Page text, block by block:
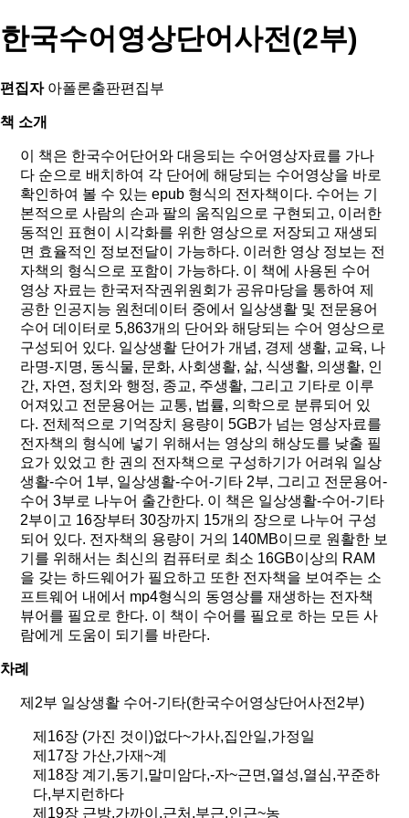
한국수어영상단어사전(2부)
편집자아폴론출판편집부
책 소개
이 책은 한국수어단어와 대응되는 수어영상자료를 가나
다 순으로 배치하여 각 단어에 해당되는 수어영상을 바로
확인하여 볼 수 있는 epub 형식의 전자책이다. 수어는 기
본적으로 사람의 손과 팔의 움직임으로 구현되고, 이러한
동적인 표현이 시각화를 위한 영상으로 저장되고 재생되
면 효율적인 정보전달이 가능하다. 이러한 영상 정보는 전
자책의 형식으로 포함이 가능하다. 이 책에 사용된 수어
영상 자료는 한국저작권위원회가 공유마당을 통하여 제
공한 인공지능 원천데이터 중에서 일상생활 및 전문용어
수어 데이터로 5,863개의 단어와 해당되는 수어 영상으로
구성되어 있다. 일상생활 단어가 개념, 경제 생활, 교육, 나
라명-지명, 동식물, 문화, 사회생활, 삶, 식생활, 의생활, 인
간, 자연, 정치와 행정, 종교, 주생활, 그리고 기타로 이루
어져있고 전문용어는 교통, 법률, 의학으로 분류되어 있
다. 전체적으로 기억장치 용량이 5GB가 넘는 영상자료를
전자책의 형식에 넣기 위해서는 영상의 해상도를 낮출 필
요가 있었고 한 권의 전자책으로 구성하기가 어려워 일상
생활-수어 1부, 일상생활-수어-기타 2부, 그리고 전문용어-
수어 3부로 나누어 출간한다. 이 책은 일상생활-수어-기타
2부이고 16장부터 30장까지 15개의 장으로 나누어 구성
되어 있다. 전자책의 용량이 거의 140MB이므로 원활한 보
기를 위해서는 최신의 컴퓨터로 최소 16GB이상의 RAM
을 갖는 하드웨어가 필요하고 또한 전자책을 보여주는 소
프트웨어 내에서 mp4형식의 동영상를 재생하는 전자책
뷰어를 필요로 한다. 이 책이 수어를 필요로 하는 모든 사
람에게 도움이 되기를 바란다.
차례
제2부 일상생활 수어-기타(한국수어영상단어사전2부)
제16장 (가진 것이)없다~가사,집안일,가정일
제17장 가산,가재~계
제18장 계기,동기,말미암다,-자~근면,열성,열심,꾸준하
다,부지런하다
제19장 근방,가까이,근처,부근,인근~농